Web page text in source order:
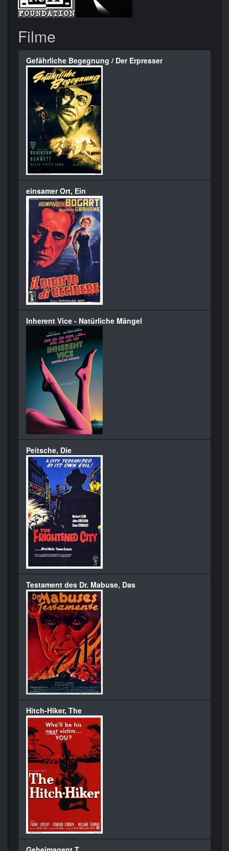
Filme
Gefährliche Begegnung / Der Erpresser
einsamer Ort, Ein
Inherent Vice - Natürliche Mängel
Peitsche, Die
Testament des Dr. Mabuse, Das
Hitch-Hiker, The